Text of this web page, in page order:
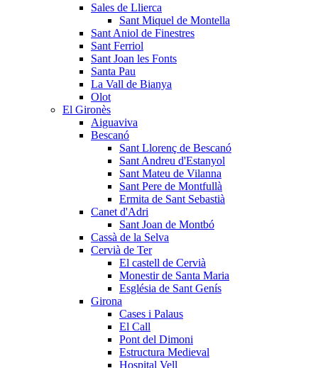
Sales de Llierca
Sant Miquel de Montella
Sant Aniol de Finestres
Sant Ferriol
Sant Joan les Fonts
Santa Pau
La Vall de Bianya
Olot
El Gironès
Aiguaviva
Bescanó
Sant Llorenç de Bescanó
Sant Andreu d'Estanyol
Sant Mateu de Vilanna
Sant Pere de Montfullà
Ermita de Sant Sebastià
Canet d'Adri
Sant Joan de Montbó
Cassà de la Selva
Cervià de Ter
El castell de Cervià
Monestir de Santa Maria
Església de Sant Genís
Girona
Cases i Palaus
El Call
Pont del Dimoni
Estructura Medieval
Hospital Vell